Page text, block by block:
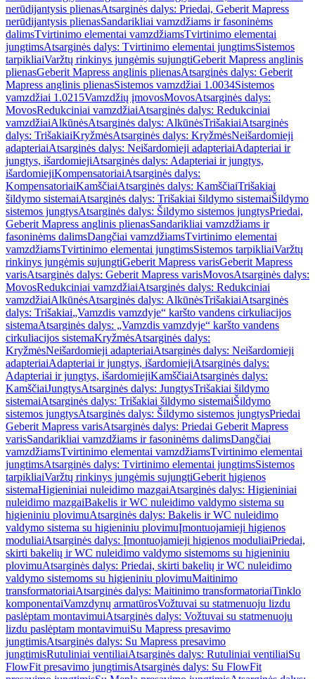
nerūdijantysis plienasAtsarginės dalys: Priedai, Geberit Mapress
nerūdijantysis plienasSandarikliai vamzdžiams ir fasoninėms
dalimsTvirtinimo elementai vamzdžiamsTvirtinimo elementai
jungtimsAtsarginės dalys: Tvirtinimo elementai jungtimsSistemos
tarpikliaiVaržtų rinkinys jungėmis sujungtiGeberit Mapress anglinis
plienasGeberit Mapress anglinis plienasAtsarginės dalys: Geberit
Mapress anglinis plienasSistemos vamzdžiai 1.0034Sistemos
vamzdžiai 1.0215Vamzdžių įmovosMovosAtsarginės dalys:
MovosRedukciniai vamzdžiaiAtsarginės dalys: Redukciniai
vamzdžiaiAlkūnėsAtsarginės dalys: AlkūnėsTrišakiaiAtsarginės
dalys: TrišakiaiKryžmėsAtsarginės dalys: KryžmėsNeišardomieji
adapteriaiAtsarginės dalys: Neišardomieji adapteriaiAdapteriai ir
jungtys, išardomiejiAtsarginės dalys: Adapteriai ir jungtys,
išardomiejiKompensatoriaiAtsarginės dalys:
KompensatoriaiKamščiaiAtsarginės dalys: KamščiaiTrišakiai
šildymo sistemaiAtsarginės dalys: Trišakiai šildymo sistemaiŠildymo
sistemos jungtysAtsarginės dalys: Šildymo sistemos jungtysPriedai,
Geberit Mapress anglinis plienasSandarikliai vamzdžiams ir
fasoninėms dalimsDangčiai vamzdžiamsTvirtinimo elementai
vamzdžiamsTvirtinimo elementai jungtimsSistemos tarpikliaiVaržtų
rinkinys jungėmis sujungtiGeberit Mapress varisGeberit Mapress
varisAtsarginės dalys: Geberit Mapress varisMovosAtsarginės dalys:
MovosRedukciniai vamzdžiaiAtsarginės dalys: Redukciniai
vamzdžiaiAlkūnėsAtsarginės dalys: AlkūnėsTrišakiaiAtsarginės
dalys: Trišakiai„Vamzdis vamzdyje“ karšto vandens cirkuliacijos
sistemaAtsarginės dalys: „Vamzdis vamzdyje“ karšto vandens
cirkuliacijos sistemaKryžmėsAtsarginės dalys:
KryžmėsNeišardomieji adapteriaiAtsarginės dalys: Neišardomieji
adapteriaiAdapteriai ir jungtys, išardomiejiAtsarginės dalys:
Adapteriai ir jungtys, išardomiejiKamščiaiAtsarginės dalys:
KamščiaiJungtysAtsarginės dalys: JungtysTrišakiai šildymo
sistemaiAtsarginės dalys: Trišakiai šildymo sistemaiŠildymo
sistemos jungtysAtsarginės dalys: Šildymo sistemos jungtysPriedai
Geberit Mapress varisAtsarginės dalys: Priedai Geberit Mapress
varisSandarikliai vamzdžiams ir fasoninėms dalimsDangčiai
vamzdžiamsTvirtinimo elementai vamzdžiamsTvirtinimo elementai
jungtimsAtsarginės dalys: Tvirtinimo elementai jungtimsSistemos
tarpikliaiVaržtų rinkinys jungėmis sujungtiGeberit higienos
sistemaHigieniniai nuleidimo mazgaiAtsarginės dalys: Higieniniai
nuleidimo mazgaiBakelis ir WC nuleidimo valdymo sistema su
higieniniu plovimuAtsarginės dalys: Bakelis ir WC nuleidimo
valdymo sistema su higieniniu plovimuĮmontuojamieji higienos
moduliaiAtsarginės dalys: Įmontuojamieji higienos moduliaiPriedai,
skirti bakelių ir WC nuleidimo valdymo sistemoms su higieniniu
plovimuAtsarginės dalys: Priedai, skirti bakelių ir WC nuleidimo
valdymo sistemoms su higieniniu plovimuMaitinimo
transformatoriaiAtsarginės dalys: Maitinimo transformatoriaiTinklo
komponentaiVamzdynų armatūrosVožtuvai su statmenuoju lizdu
paslėptam montavimuiAtsarginės dalys: Vožtuvai su statmenuoju
lizdu paslėptam montavimuiSu Mapress presavimo
jungtimisAtsarginės dalys: Su Mapress presavimo
jungtimisRutuliniai ventiliaiAtsarginės dalys: Rutuliniai ventiliaiSu
FlowFit presavimo jungtimisAtsarginės dalys: Su FlowFit